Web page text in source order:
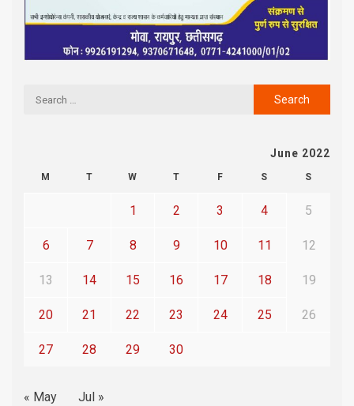
June 2022
M T W T F S S
1 2 3 4 5
6 7 8 9 10 11 12
13 14 15 16 17 18 19
20 21 22 23 24 25 26
27 28 29 30
« May Jul »